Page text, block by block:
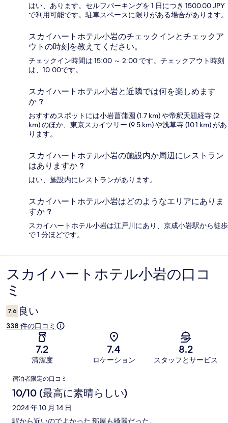
はい、あります。セルフパーキングを 1 日につき 1500.00 JPY
で利用可能です。駐車スペースに限りがある場合があります。
スカイハートホテル小岩のチェックインとチェックア
ウトの時刻を教えてください。
チェックイン時間は 15:00 ～ 2:00 です。チェックアウト時刻
は、10:00です。
スカイハートホテル小岩と近隣では何を楽しめます
か ?
おすすめスポットには小岩菖蒲園 (1.7 km) や帝釈天題経寺 (2
km) のほか、東京スカイツリー (9.5 km) や浅草寺 (10.1 km) があ
ります。
スカイハートホテル小岩の施設内か周辺にレストラン
はありますか ?
はい、施設内にレストランがあります。
スカイハートホテル小岩はどのようなエリアにありま
すか ?
スカイハートホテル小岩は江戸川にあり、京成小岩駅から徒歩
で 1 分ほどです。
口
コ
ミ
スカイハートホテル小岩の口コ
ミ
7.6 良い
338 件の口コミ
7.2
清潔度
7.4
ロケーション
8.2
スタッフとサービス
口
コ
ミ
宿泊者限定の口コミ
10/10 (最高に素晴らしい)
2024 年 10 月 14 日
駅から近いのでよかった 部屋も綺麗だった。